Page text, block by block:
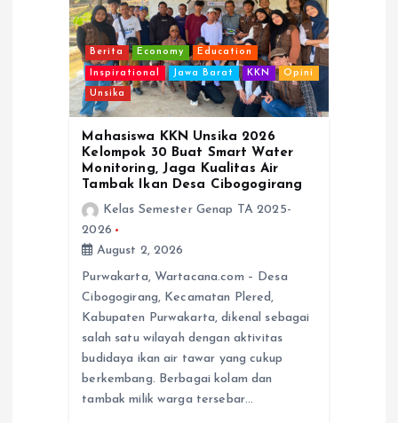
Berita Economy Education
Inspirational Jawa Barat KKN Opini
Unsika
Mahasiswa KKN Unsika 2026
Kelompok 30 Buat Smart Water
Monitoring, Jaga Kualitas Air
Tambak Ikan Desa Cibogogirang
Kelas Semester Genap TA 2025-
2026
August 2, 2026
Purwakarta, Wartacana.com – Desa
Cibogogirang, Kecamatan Plered,
Kabupaten Purwakarta, dikenal sebagai
salah satu wilayah dengan aktivitas
budidaya ikan air tawar yang cukup
berkembang. Berbagai kolam dan
tambak milik warga tersebar…